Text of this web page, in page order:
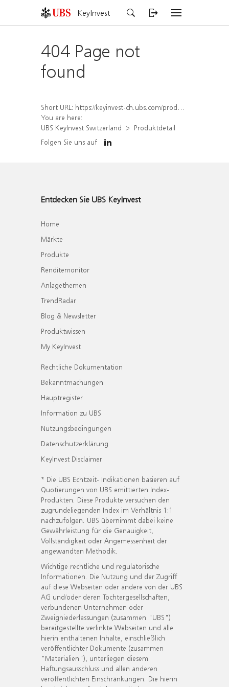
KeyInvest
404 Page not
found
Short URL: https://keyinvest-ch.ubs.com/produkt/detail/index/isin/CH1554893458
You are here:
UBS KeyInvest Switzerland
Produktdetail
Folgen Sie uns auf
Entdecken Sie UBS KeyInvest
Home
Märkte
Produkte
Renditemonitor
Anlagethemen
TrendRadar
Blog & Newsletter
Produktwissen
My KeyInvest
Rechtliche Dokumentation
Bekanntmachungen
Hauptregister
Information zu UBS
Nutzungsbedingungen
Datenschutzerklärung
KeyInvest Disclaimer
* Die UBS Echtzeit- Indikationen basieren auf
Quotierungen von UBS emittierten Index-
Produkten. Diese Produkte versuchen den
zugrundeliegenden Index im Verhältnis 1:1
nachzufolgen. UBS übernimmt dabei keine
Gewährleistung für die Genauigkeit,
Vollständigkeit oder Angemessenheit der
angewandten Methodik.
Wichtige rechtliche und regulatorische
Informationen. Die Nutzung und der Zugriff
auf diese Webseiten oder andere von der UBS
AG und/oder deren Tochtergesellschaften,
verbundenen Unternehmen oder
Zweigniederlassungen (zusammen "UBS")
bereitgestellte verlinkte Webseiten und alle
hierin enthaltenen Inhalte, einschließlich
veröffentlichter Dokumente (zusammen
"Materialien"), unterliegen diesem
Haftungsausschluss und allen anderen
veröffentlichten Einschränkungen. Die hierin